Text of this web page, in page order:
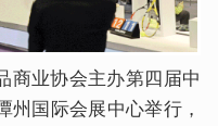
业协会主办第四届中
州国际会展中心举行，